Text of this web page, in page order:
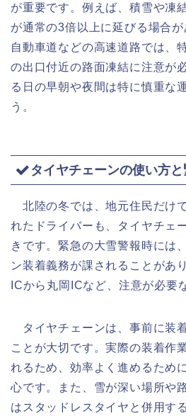
が重要です。例えば、積雪や凍
が通常の3倍以上に延びる場合
自動車道などの高速道路では、
の出口付近の路面凍結に注意が
る日の早朝や夜間は特に慎重な
う。
タイヤチェーンの使い方
北陸の冬では、地元住民だけ
れたドライバーも、タイヤチェ
きです。緊急の大雪警報時には
ン装着義務が課されることがあ
ICから丸岡ICなど、注意が必要
タイヤチェーンは、事前に装
ことが大切です。実際の装着作
れるため、効率よく進めるため
心です。また、雪が深い場所や
はスタッドレスタイヤと併用す